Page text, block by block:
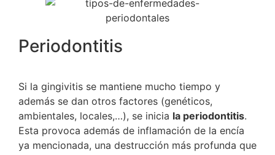
Periodontitis
Si la gingivitis se mantiene mucho tiempo y
además se dan otros factores (genéticos,
ambientales, locales,…), se inicia la periodontitis.
Esta provoca además de inflamación de la encía
ya mencionada, una destrucción más profunda que